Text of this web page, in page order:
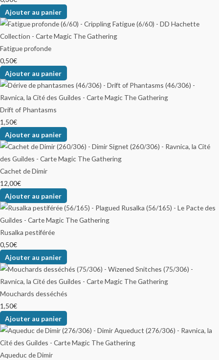
Ajouter au panier
Fatigue profonde
0,50€
Ajouter au panier
Drift of Phantasms
1,50€
Ajouter au panier
Cachet de Dimir
12,00€
Ajouter au panier
Rusalka pestiférée
0,50€
Ajouter au panier
Mouchards desséchés
1,50€
Ajouter au panier
Aqueduc de Dimir